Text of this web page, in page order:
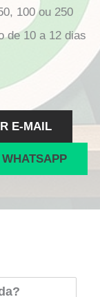
100 ou 250
de 10 a 12 dias
E-MAIL